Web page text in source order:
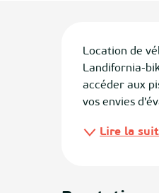
Location de
Landifornia-
accéder aux
vos envies
Lire la